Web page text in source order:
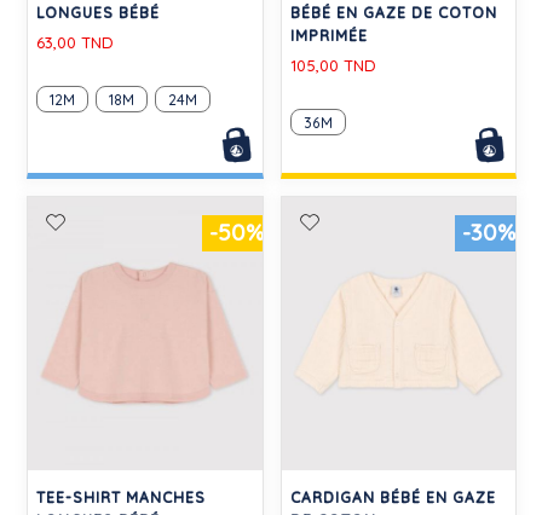
LONGUES BÉBÉ
63,00 TND
12M 18M 24M
BÉBÉ EN GAZE DE COTON
IMPRIMÉE
105,00 TND
36M
-50%
TEE-SHIRT MANCHES
-30%
CARDIGAN BÉBÉ EN GAZE